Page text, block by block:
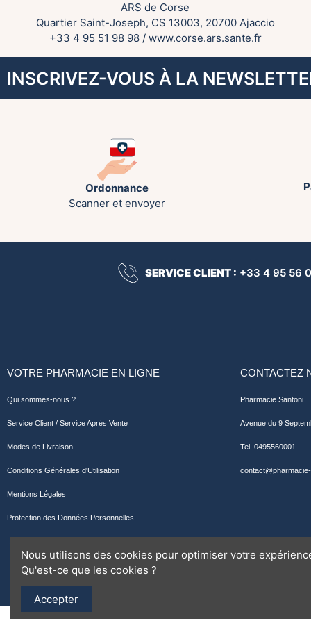
ARS de Corse
Quartier Saint-Joseph, CS 13003, 20700 Ajaccio
+33 4 95 51 98 98/ www.corse.ars.sante.fr
INSCRIVEZ-VOUS À LA
Ordonnance
Scanner et envoyer
SERVICE CLIENT : +33 4 95 56
VOTRE PHARMACIE EN LIGNE
Qui sommes-nous ?
Service Client / Service Après Vente
Modes de Livraison
Conditions Générales d'Utilisation
Mentions Légales
Protection des Données Personnelles
CONTACTEZ
Pharmacie Santoni
Avenue du 9
Tel. 0495560001
Nous utilisons des cookies pour optimiser votre
Qu'est-ce que les cookies ?
Accepter